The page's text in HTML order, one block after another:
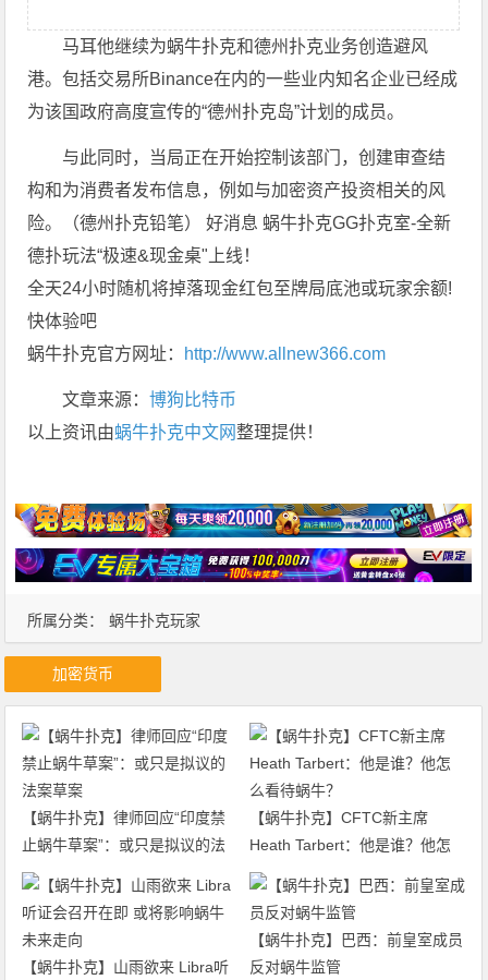
所属分类： 蜗牛扑克玩家
马耳他继续为蜗牛扑克和德州扑克业务创造避风
港。包括交易所Binance在内的一些业内知名企业已经成
为该国政府高度宣传的“德州扑克岛”计划的成员。
与此同时，当局正在开始控制该部门，创建审查结
构和为消费者发布信息，例如与加密资产投资相关的风
险。（德州扑克铅笔） 好消息 蜗牛扑克GG扑克室-全新
德扑玩法“极速&现金桌"上线！
全天24小时随机将掉落现金红包至牌局底池或玩家余额!
快体验吧
蜗牛扑克官方网址： http://www.allnew366.com
文章来源：博狗比特币
以上资讯由蜗牛扑克中文网整理提供！
加密货币
【蜗牛扑克】律师回应“印度禁
止蜗牛草案”：或只是拟议的法
案草案
【蜗牛扑克】CFTC新主席
Heath Tarbert：他是谁？他怎
么看待蜗牛？
【蜗牛扑克】山雨欲来 Libra听
【蜗牛扑克】巴西：前皇室成员
反对蜗牛监管